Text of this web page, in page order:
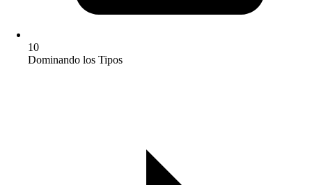
10
Dominando los Tipos